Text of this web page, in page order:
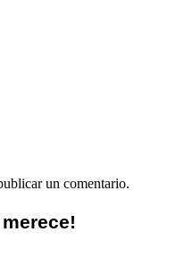
un comentario.